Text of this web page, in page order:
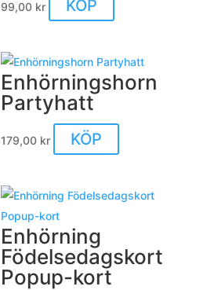
99,00 kr KÖP
Enhörningshorn
Partyhatt
179,00 kr KÖP
Enhörning
Födelsedagskort
Popup-kort